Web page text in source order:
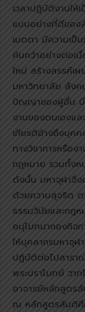
เวลาปฏิบัติงานให้
แบบอย่างที่ดีของ
เมตตา มีความเป็
ค้นคว้าอย่างต่อเ
ใหม่ สร้างสรรค์เผ
มหาวิทยาลัย สังค
ปัญญาของผู้อื่น มี
งานของตนเองแ
เกียรติอ้างถึงบุค
ทางวิชาการหรือ
กฎหมาย รวมทั้ง
ดังนั้น มหาจุฬาจึง
ด้วยความสุจริต
ธรรมวินัยและกฎ
อนุโมทนากองกิจก
ให้บุคลากรมหาจุฬ
ปฏิบัติต่อไปสารา
พระปราโมทย์ วาท
อาจารย์หลักสูตร
ณ หลักสูตรสันติศึ